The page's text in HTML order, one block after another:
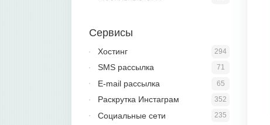
Сервисы
294
Хостинг
71
SMS рассылка
65
E-mail рассылка
352
Раскрутка Инстаграм
235
Социальные сети